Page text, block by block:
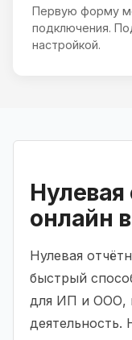
Первую форму
подключения.
настройкой.
Нулевая
онлайн
Нулевая
быстрый
для ИП и ООО,
деятельность.